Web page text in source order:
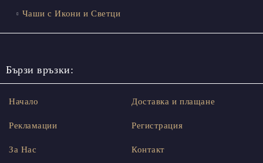
Чаши с Икони и Светци
Бързи връзки:
Начало
Рекламации
За Нас
Доставка и плащане
Регистрация
Контакт